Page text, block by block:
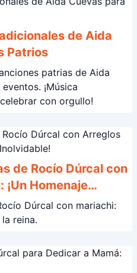
de Aida
Patrios
patrias de Aida
¡Música
con orgullo!
de Rocío Dúrcal con
Homenaje
Dúrcal con mariachi:
reina.